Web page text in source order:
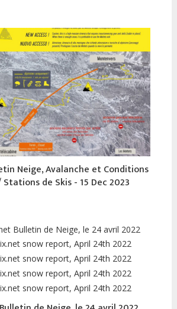
Neige, Avalanche et Conditions
de Skis - 15 Dec 2023